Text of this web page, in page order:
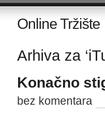
Online Tržište
Arhiva za
Konačno
bez komentara